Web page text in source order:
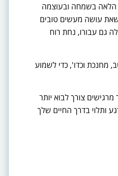
הלאה בשמחה ובעוצמה
עושה מעשים טובים
גם עבורו, נחת רוח
מחנכת וכדו', כדי לשמוע
צורך לבוא יותר
ותלוי בדרך החיים שלך
לא לפספס את